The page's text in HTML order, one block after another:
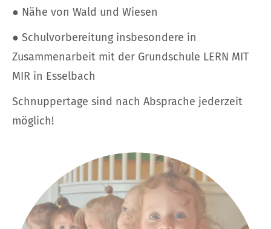
● Nähe von Wald und Wiesen
● Schulvorbereitung insbesondere in
Zusammenarbeit mit der Grundschule LERN MIT
MIR in Esselbach
Schnuppertage sind nach Absprache jederzeit
möglich!